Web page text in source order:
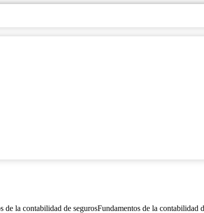
de la contabilidad de segurosFundamentos de la contabilidad